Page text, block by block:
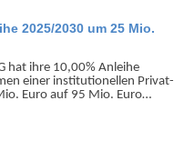
2025/2030 um 25 Mio.
hat ihre 10,00% Anleihe
einer institu­tionellen Privat­
Euro auf 95 Mio. Euro…